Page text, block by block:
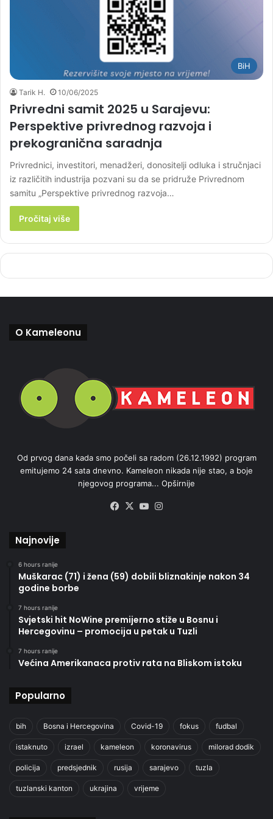
BiH
Tarik H. 10/06/2025
Privredni samit 2025 u Sarajevu:
Perspektive privrednog razvoja i
prekogranična saradnja
Privrednici, investitori, menadžeri, donositelji odluka i stručnjaci
iz različitih industrija pozvani su da se pridruže Privrednom
samitu „Perspektive privrednog razvoja…
Pročitaj više
O Kameleonu
Od prvog dana kada smo počeli sa radom (26.12.1992) program
emitujemo 24 sata dnevno. Kameleon nikada nije stao, a boje
njegovog programa... Opširnije
Facebook
X YouTube
Najnovije
6 hours ranije
Muškarac (71) i žena (59) dobili bliznakinje nakon 34
godine borbe
7 hours ranije
Svjetski hit NoWine premijerno stiže u Bosnu i
Hercegovinu – promocija u petak u Tuzli
7 hours ranije
Većina Amerikanaca protiv rata na Bliskom istoku
Popularno
bih Bosna i Hercegovina Covid-19 fokus fudbal
istaknuto izrael kameleon koronavirus milorad dodik
policija predsjednik rusija sarajevo tuzla
tuzlanski kanton ukrajina vrijeme